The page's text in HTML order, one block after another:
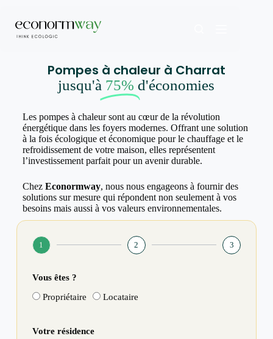
Pompes à chaleur à Charrat
jusqu'à 75% d'économies
Les pompes à chaleur sont au cœur de la révolution
énergétique dans les foyers modernes. Offrant une solution
à la fois écologique et économique pour le chauffage et le
refroidissement de votre maison, elles représentent
l’investissement parfait pour un avenir durable.
Chez Econormway, nous nous engageons à fournir des
solutions sur mesure qui répondent non seulement à vos
besoins mais aussi à vos valeurs environnementales.
1 2 3
Vous êtes ?
Propriétaire Locataire
Votre résidence